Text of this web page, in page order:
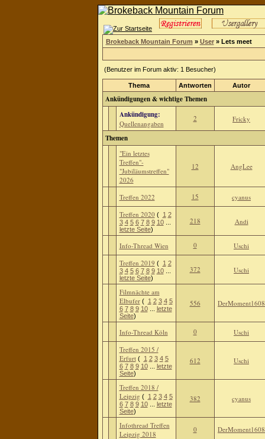
Brokeback Mountain Forum » User» Lets meet
(Benutzer im Forum aktiv: 1 Besucher)
Thema Antworten Autor
Ankündigungen & wichtige Themen
Ankündigung:
Quellenangaben
2 Fricky
Themen
"Ein letztes
Treffen"-
"Jubiläumstreffen"
2026
12 AngLee
Treffen 2022 15
cyanus
Treffen 2020( 1 2
3 4 5 6 7 8 9 10...
letzte Seite)
218 Andi
Info-Thread Wien 0
Uschi
Treffen 2019 ( 1 2
3 4 5 6 7 8 9 10...
letzte Seite)
372 Uschi
Filmnächte am
Elbufer( 1 2 3 4 5
6 7 8 9 10... letzte
Seite)
556 DerMoment1608
Info-Thread Köln 0
Uschi
Treffen 2015 /
Erfurt( 1 2 3 4 5
6 7 8 9 10... letzte
Seite)
612 Uschi
Treffen 2018 /
Leipzig ( 1 2 3 4 5
6 7 8 9 10... letzte
Seite)
382 cyanus
Infothread Treffen
Leipzig 2018
0 DerMoment1608